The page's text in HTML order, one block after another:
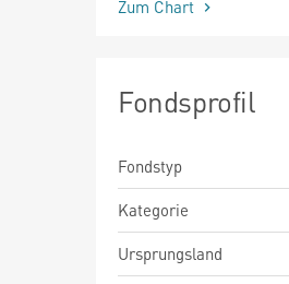
Zum Chart
Fondsprofil
Fondstyp
Kategorie
Ursprungsland